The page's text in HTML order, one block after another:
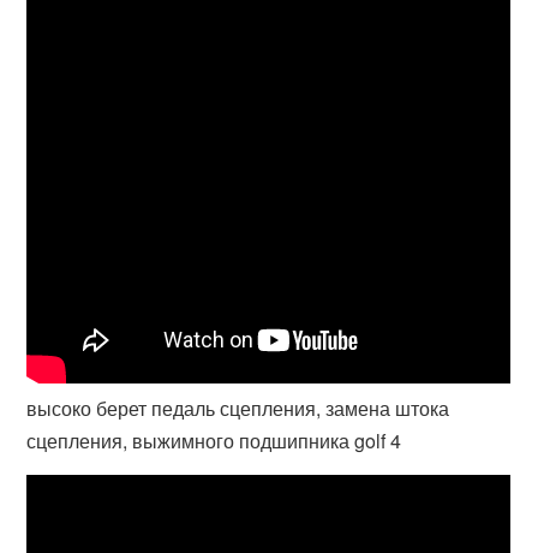
высоко берет педаль сцепления, замена штока
сцепления, выжимного подшипника golf 4